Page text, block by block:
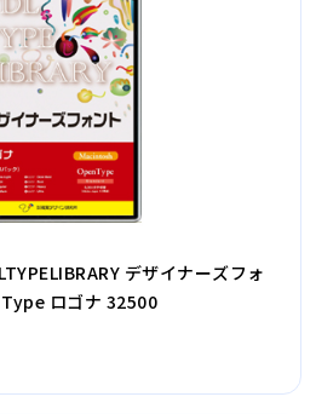
デザイナーズフォ
ロゴナ 32500